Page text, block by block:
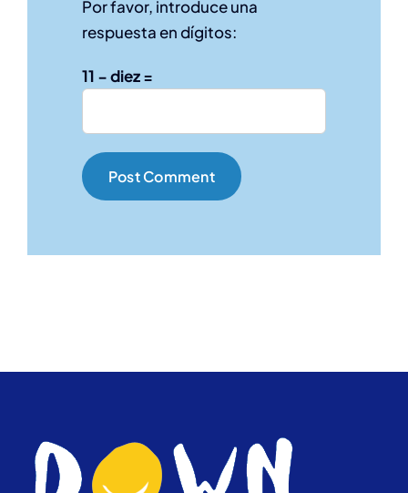
Por favor, introduce una
respuesta en dígitos:
11 − diez =